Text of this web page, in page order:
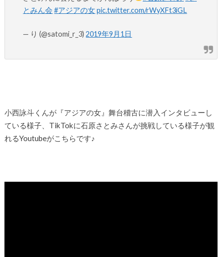
とみん会 #アジアの女 pic.twitter.com/rWyXFt3iGL
— り (@satomi_r_3)2019年9月1日
小西詠斗くんが『アジアの女』舞台稽古に潜入インタビューし
ている様子、TikTokに石原さとみさんが挑戦している様子が観
れるYoutubeがこちらです♪